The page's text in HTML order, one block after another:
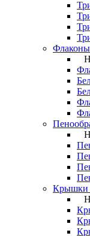
Крышки